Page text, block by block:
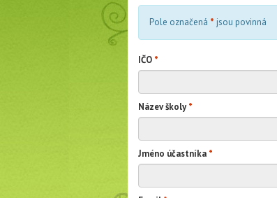
Pole označená * jsou povinná
IČO *
Název školy *
Jméno účastníka *